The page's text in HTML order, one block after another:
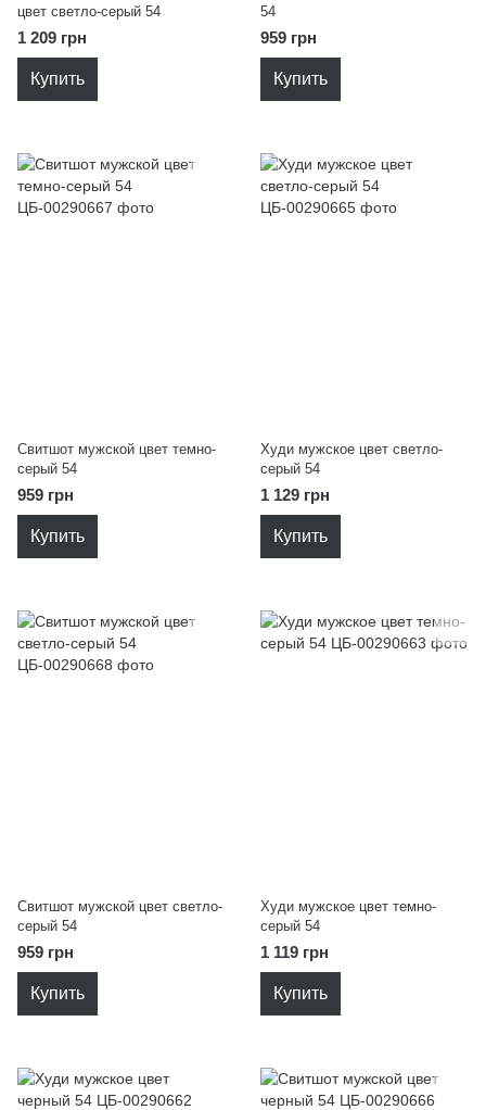
цвет светло-серый 54
1 209 грн
Купить
54
959 грн
Купить
Свитшот мужской цвет темно-
серый 54
959 грн
Купить
Худи мужское цвет светло-
серый 54
1 129 грн
Купить
Свитшот мужской цвет светло-
серый 54
959 грн
Купить
Худи мужское цвет темно-
серый 54
1 119 грн
Купить